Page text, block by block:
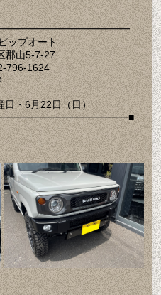
ップオート
郡山5-7-27
796-1624
日・6月22日（日）